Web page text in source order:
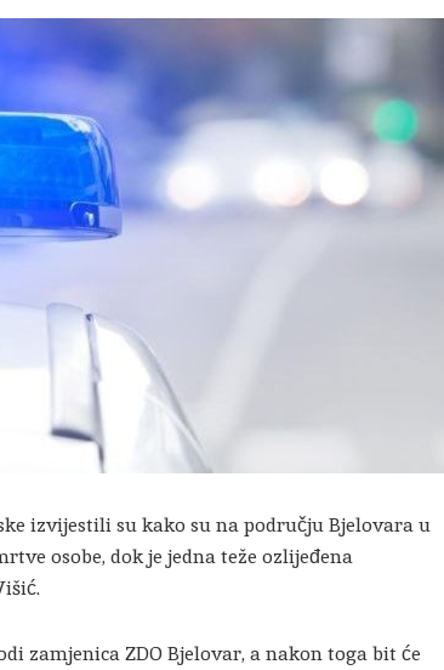
izvijestili su kako su na području Bjelovara u
osobe, dok je jedna teže ozlijeđena
zamjenica ZDO Bjelovar, a nakon toga bit će